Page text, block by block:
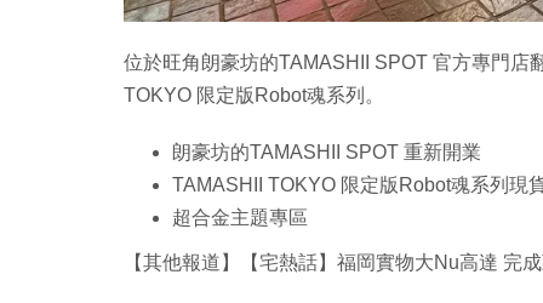
位於旺角朗豪坊的TAMASHII SPOT 官方專門
TOKYO 限定版Robot魂系列。
朗豪坊的TAMASHII SPOT 重新開業
TAMASHII TOKYO 限定版Robot魂系列現
超合金主題專區
【其他報道】【宅熱話】福岡實物大Nu高達 完